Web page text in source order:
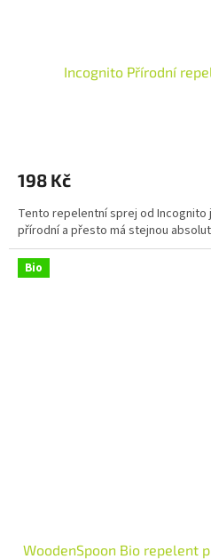
Incognito Přírodní
je
z
5
hvězdiček.
198 Kč
Tento repelentní sprej od Incognito
přírodní a přesto má stejnou
Bio
WoodenSpoon Bio repelent